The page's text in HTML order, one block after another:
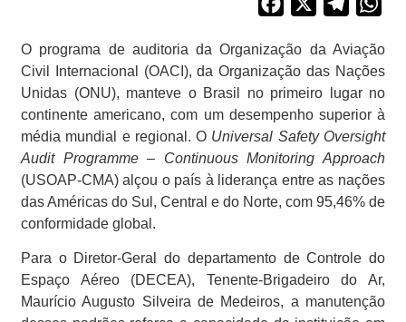
O programa de auditoria da Organização da Aviação
Civil Internacional (OACI), da Organização das Nações
Unidas (ONU), manteve o Brasil no primeiro lugar no
continente americano, com um desempenho superior à
média mundial e regional. O Universal Safety Oversight
Audit Programme – Continuous Monitoring Approach
(USOAP-CMA) alçou o país à liderança entre as nações
das Américas do Sul, Central e do Norte, com 95,46% de
conformidade global.
Para o Diretor-Geral do departamento de Controle do
Espaço Aéreo (DECEA), Tenente-Brigadeiro do Ar,
Maurício Augusto Silveira de Medeiros, a manutenção